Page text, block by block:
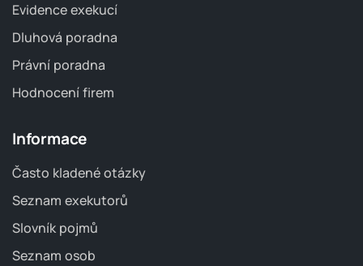
Evidence exekucí
Dluhová poradna
Právní poradna
Hodnocení firem
Informace
Často kladené otázky
Seznam exekutorů
Slovník pojmů
Seznam osob